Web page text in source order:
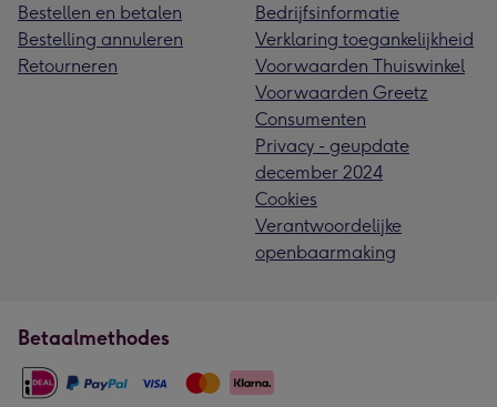
Bestellen en betalen
Bestelling annuleren
Retourneren
Bedrijfsinformatie
Verklaring toegankelijkheid
Voorwaarden Thuiswinkel
Voorwaarden Greetz
Consumenten
Privacy - geupdate
december 2024
Cookies
Verantwoordelijke
openbaarmaking
Betaalmethodes